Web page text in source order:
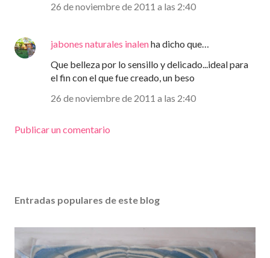
26 de noviembre de 2011 a las 2:40
jabones naturales inalenha dicho que…
Que belleza por lo sensillo y delicado...ideal para
el fin con el que fue creado, un beso
26 de noviembre de 2011 a las 2:40
Publicar un comentario
Entradas populares de este blog